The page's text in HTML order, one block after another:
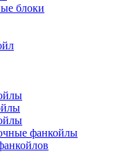
блоки
фанкойлы